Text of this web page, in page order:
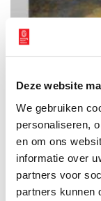
Deze website
We gebruiken
personaliseren,
en om ons
informatie over
partners voor
partners kunnen
“Word maar geen
Boer als jongeling
Boer volgde die